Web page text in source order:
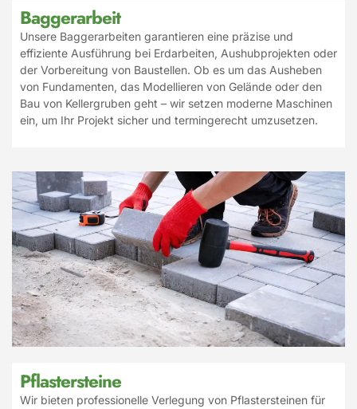
Baggerarbeit
Unsere Baggerarbeiten garantieren eine präzise und
effiziente Ausführung bei Erdarbeiten, Aushubprojekten oder
der Vorbereitung von Baustellen. Ob es um das Ausheben
von Fundamenten, das Modellieren von Gelände oder den
Bau von Kellergruben geht – wir setzen moderne Maschinen
ein, um Ihr Projekt sicher und termingerecht umzusetzen.
Pflastersteine
Wir bieten professionelle Verlegung von Pflastersteinen für